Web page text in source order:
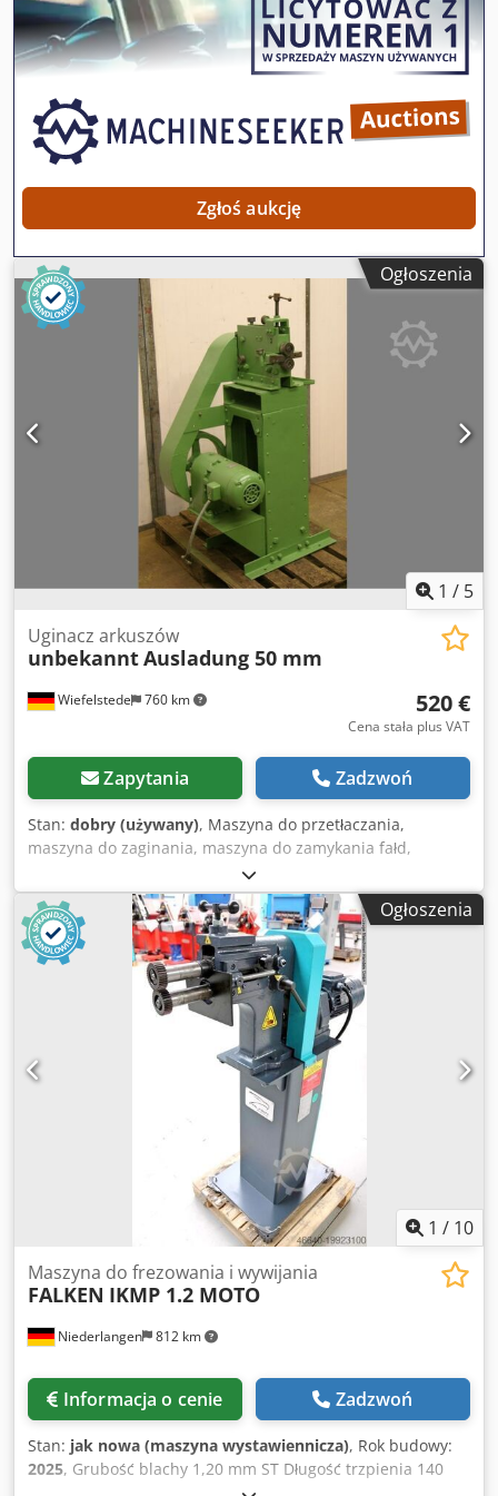
Zgłoś aukcję
Ogłoszenia
1 / 5
Wiefelstede 760 km
Uginacz arkuszów
unbekanntAusladung 50 mm
520 €
Cena stała plus VAT
Zapytania Zadzwoń
Stan: dobry (używany), Maszyna do przetłaczania,
maszyna do zaginania, maszyna do zamykania fałd,
motoryczna maszyna do przetłaczania - maks. wydajność
blachy: 1,25 mm - napęd elektryczny: 1,1 kW Crjdpeb A
Ncrofx Af Asf - wysięg: 50 mm - wymiary: 900/800/H1100
mm - waga: 250 kg
Ogłoszenia
1 / 10
Niederlangen 812 km
Maszyna do frezowania i wywijania
FALKEN IKMP 1.2 MOTO
Informacja o cenie Zadzwoń
Stan: jak nowa (maszyna wystawiennicza), Rok budowy:
2025, Grubość blachy 1,20 mm ST Długość trzpienia 140
mm Średnica walca 62,0 mm Codexaaf Ropfx Af Asrf